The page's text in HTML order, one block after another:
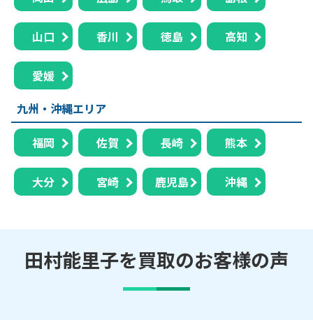
山口 香川 徳島 高知
愛媛
九州・沖縄エリア
福岡 佐賀 長崎 熊本
大分 宮崎 鹿児島 沖縄
田村能里子を買取のお客様の声